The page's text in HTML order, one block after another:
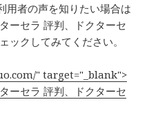
用者の声を知りたい場合は
ーセラ 評判、ドクターセ
ックしてみてください。
" target="_blank">
ーセラ 評判、ドクターセ